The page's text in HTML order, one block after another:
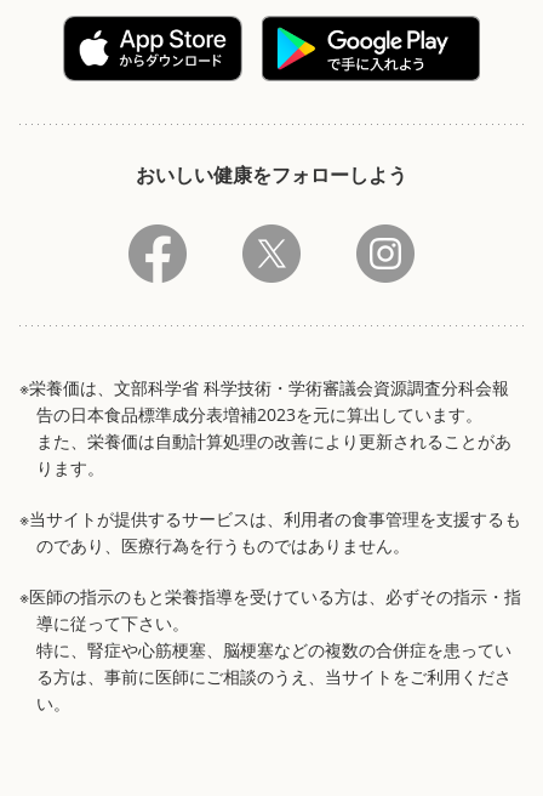
おいしい健康をフォローしよう
※栄養価は、文部科学省 科学技術・学術審議会資源調査分科会報
告の日本食品標準成分表増補2023を元に算出しています。
また、栄養価は自動計算処理の改善により更新されることがあ
ります。
※当サイトが提供するサービスは、利用者の食事管理を支援するも
のであり、医療行為を行うものではありません。
※医師の指示のもと栄養指導を受けている方は、必ずその指示・指
導に従って下さい。
特に、腎症や心筋梗塞、脳梗塞などの複数の合併症を患ってい
る方は、事前に医師にご相談のうえ、当サイトをご利用くださ
い。